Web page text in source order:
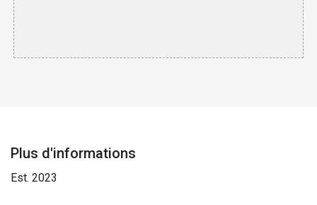
Plus d'informations
Est. 2023